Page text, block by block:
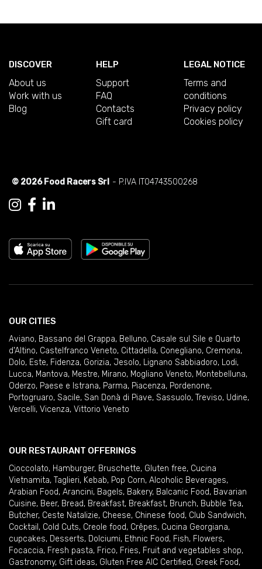
DISCOVER
About us
Work with us
Blog
HELP
Support
FAQ
Contacts
Gift card
LEGAL NOTICE
Terms and
conditions
Privacy policy
Cookies policy
© 2026 Food Racers Srl - P.IVA IT04743500268
OUR CITIES
Aviano, Bassano del Grappa, Belluno, Casale sul Sile e Quarto
d'Altino, Castelfranco Veneto, Cittadella, Conegliano, Cremona,
Dolo, Este, Fidenza, Gorizia, Jesolo, Lignano Sabbiadoro, Lodi,
Lucca, Mantova, Mestre, Mirano, Mogliano Veneto, Montebelluna,
Oderzo, Paese e Istrana, Parma, Piacenza, Pordenone,
Portogruaro, Sacile, San Donà di Piave, Sassuolo, Treviso, Udine,
Vercelli, Vicenza, Vittorio Veneto
OUR RESTAURANT OFFERINGS
Cioccolato, Hamburger, Bruschette, Gluten free, Cucina
Vietnamita, Taglieri, Kebab, Pop Corn, Alcoholic Beverages,
Arabian Food, Arancini, Bagels, Bakery, Balcanic Food, Bavarian
Cuisine, Beer, Bread, Breakfast, Breakfast, Brunch, Bubble Tea,
Butcher, Ceste Natalizie, Cheese, Chinese food, Club Sandwich,
Cocktail , Cold Cuts, Creole food, Crêpes, Cucina Georgiana,
cupcakes, Desserts, Dolciumi, Ethnic Food, Fish, Flowers,
Focaccia, Fresh pasta, Frico, Fries, Fruit and vegetables shop,
Gastronomy, Gift ideas, Gluten Free AIC Certified, Greek Food,